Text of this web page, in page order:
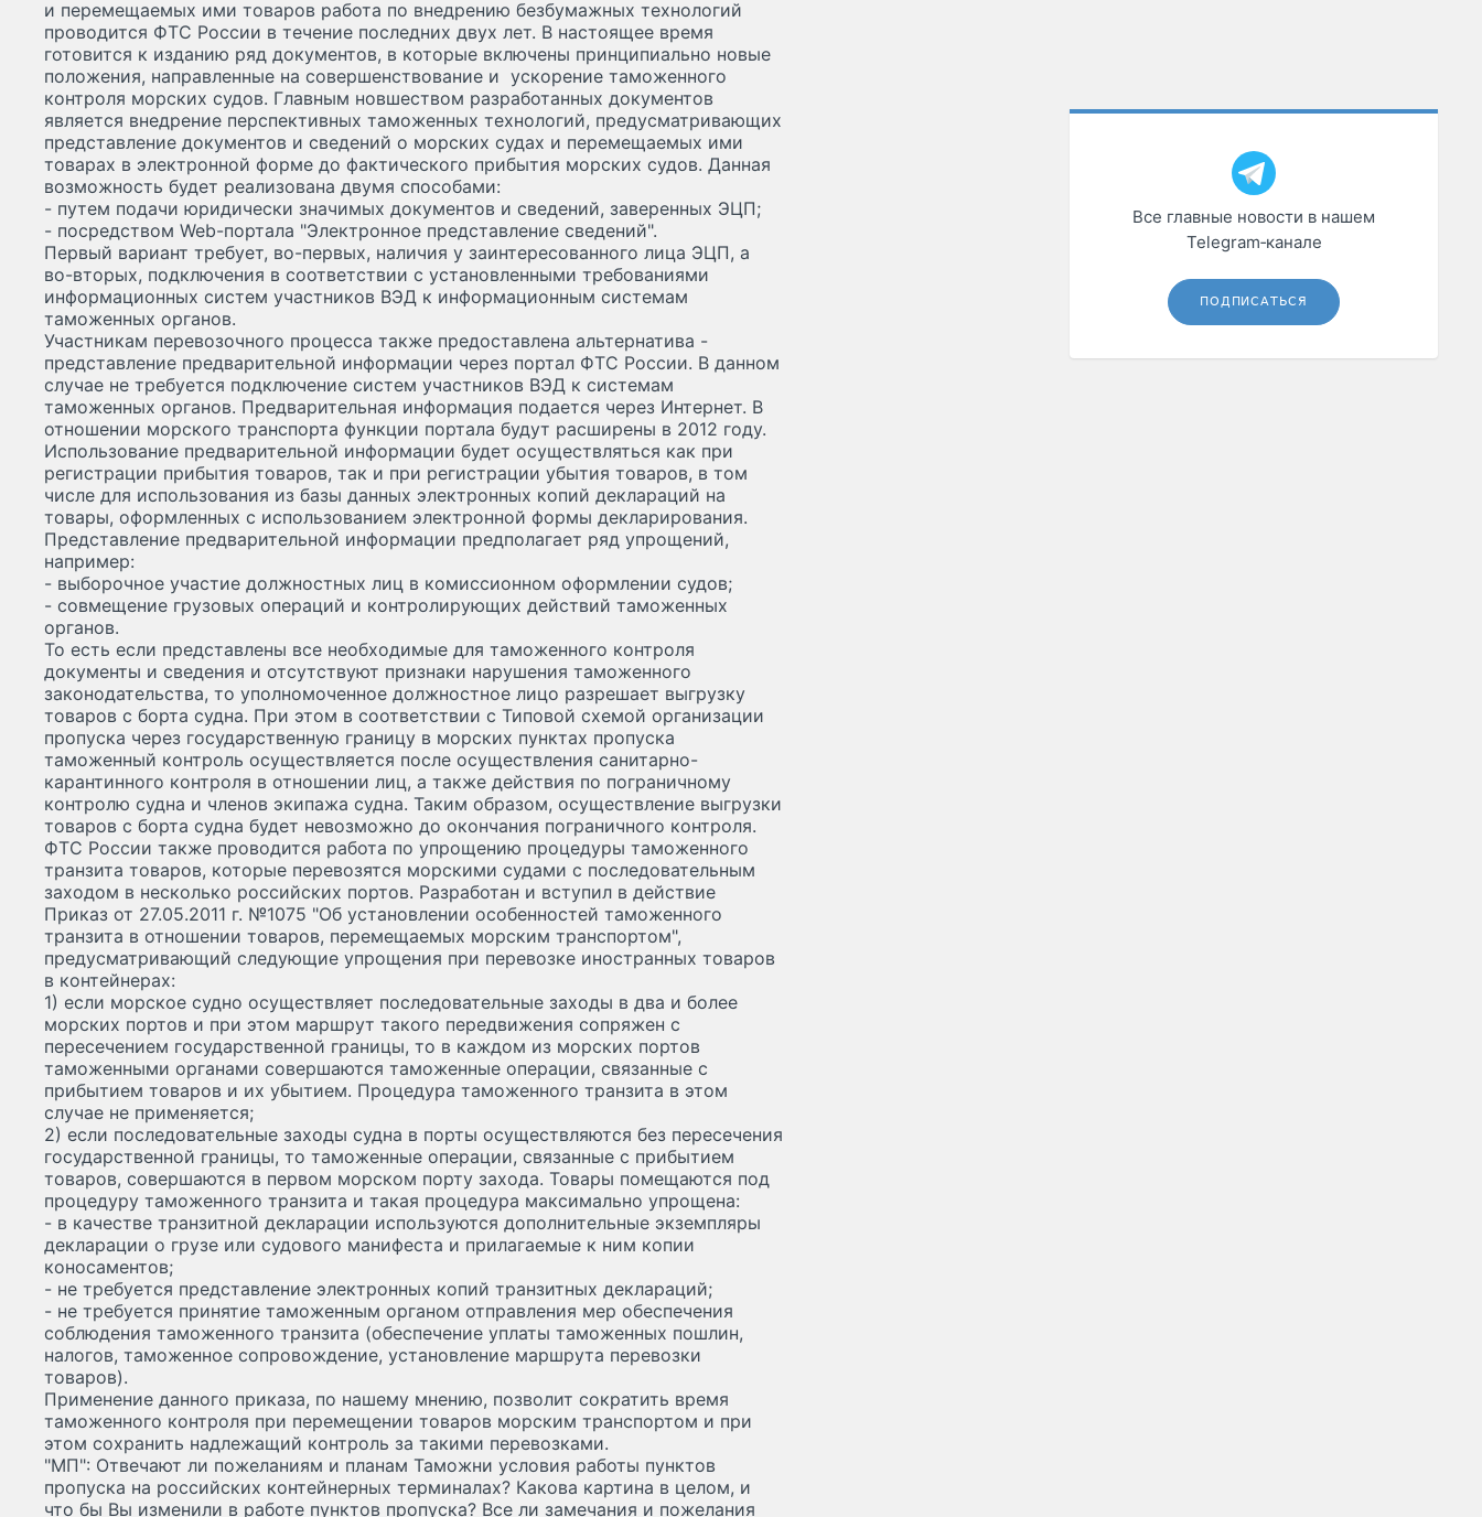
и перемещаемых ими товаров работа по внедрению безбумажных технологий
проводится ФТС России в течение последних двух лет. В настоящее время
готовится к изданию ряд документов, в которые включены принципиально новые
положения, направленные на совершенствование и ускорение таможенного
контроля морских судов. Главным новшеством разработанных документов
является внедрение перспективных таможенных технологий, предусматривающих
представление документов и сведений о морских судах и перемещаемых ими
товарах в электронной форме до фактического прибытия морских судов. Данная
возможность будет реализована двумя способами:
- путем подачи юридически значимых документов и сведений, заверенных ЭЦП;
- посредством Web-портала "Электронное представление сведений".
Первый вариант требует, во-первых, наличия у заинтересованного лица ЭЦП, а
во-вторых, подключения в соответствии с установленными требованиями
информационных систем участников ВЭД к информационным системам
таможенных органов.
Участникам перевозочного процесса также предоставлена альтернатива -
представление предварительной информации через портал ФТС России. В данном
случае не требуется подключение систем участников ВЭД к системам
таможенных органов. Предварительная информация подается через Интернет. В
отношении морского транспорта функции портала будут расширены в 2012 году.
Использование предварительной информации будет осуществляться как при
регистрации прибытия товаров, так и при регистрации убытия товаров, в том
числе для использования из базы данных электронных копий деклараций на
товары, оформленных с использованием электронной формы декларирования.
Представление предварительной информации предполагает ряд упрощений,
например:
- выборочное участие должностных лиц в комиссионном оформлении судов;
- совмещение грузовых операций и контролирующих действий таможенных
органов.
То есть если представлены все необходимые для таможенного контроля
документы и сведения и отсутствуют признаки нарушения таможенного
законодательства, то уполномоченное должностное лицо разрешает выгрузку
товаров с борта судна. При этом в соответствии с Типовой схемой организации
пропуска через государственную границу в морских пунктах пропуска
таможенный контроль осуществляется после осуществления санитарно-
карантинного контроля в отношении лиц, а также действия по пограничному
контролю судна и членов экипажа судна. Таким образом, осуществление выгрузки
товаров с борта судна будет невозможно до окончания пограничного контроля.
ФТС России также проводится работа по упрощению процедуры таможенного
транзита товаров, которые перевозятся морскими судами с последовательным
заходом в несколько российских портов. Разработан и вступил в действие
Приказ от 27.05.2011 г. №1075 "Об установлении особенностей таможенного
транзита в отношении товаров, перемещаемых морским транспортом",
предусматривающий следующие упрощения при перевозке иностранных товаров
в контейнерах:
1) если морское судно осуществляет последовательные заходы в два и более
морских портов и при этом маршрут такого передвижения сопряжен с
пересечением государственной границы, то в каждом из морских портов
таможенными органами совершаются таможенные операции, связанные с
прибытием товаров и их убытием. Процедура таможенного транзита в этом
случае не применяется;
2) если последовательные заходы судна в порты осуществляются без пересечения
государственной границы, то таможенные операции, связанные с прибытием
товаров, совершаются в первом морском порту захода. Товары помещаются под
процедуру таможенного транзита и такая процедура максимально упрощена:
- в качестве транзитной декларации используются дополнительные экземпляры
декларации о грузе или судового манифеста и прилагаемые к ним копии
коносаментов;
- не требуется представление электронных копий транзитных деклараций;
- не требуется принятие таможенным органом отправления мер обеспечения
соблюдения таможенного транзита (обеспечение уплаты таможенных пошлин,
налогов, таможенное сопровождение, установление маршрута перевозки
товаров).
Применение данного приказа, по нашему мнению, позволит сократить время
таможенного контроля при перемещении товаров морским транспортом и при
этом сохранить надлежащий контроль за такими перевозками.
"МП": Отвечают ли пожеланиям и планам Таможни условия работы пунктов
пропуска на российских контейнерных терминалах? Какова картина в целом, и
что бы Вы изменили в работе пунктов пропуска? Все ли замечания и пожелания
Все главные новости в нашем
Telegram‑канале
ПОДПИСАТЬСЯ